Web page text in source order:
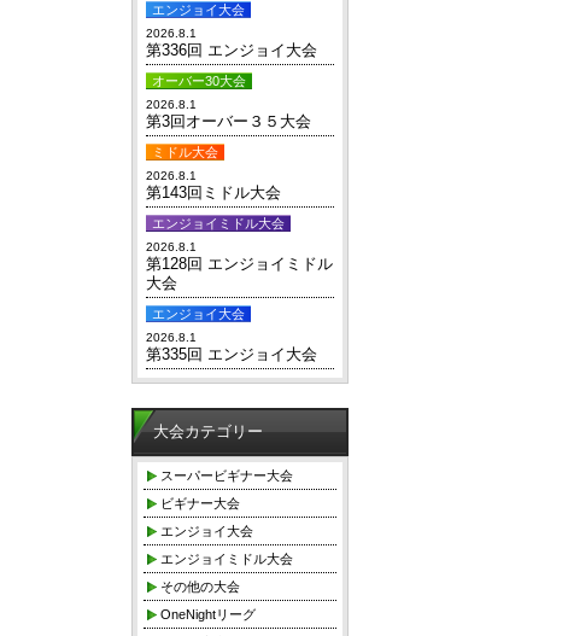
エンジョイ大会
2026.8.1
第336回 エンジョイ大会
オーバー30大会
2026.8.1
第3回オーバー３５大会
ミドル大会
2026.8.1
第143回ミドル大会
エンジョイミドル大会
2026.8.1
第128回 エンジョイミドル
大会
エンジョイ大会
2026.8.1
第335回 エンジョイ大会
大会カテゴリー
スーパービギナー大会
ビギナー大会
エンジョイ大会
エンジョイミドル大会
その他の大会
OneNightリーグ